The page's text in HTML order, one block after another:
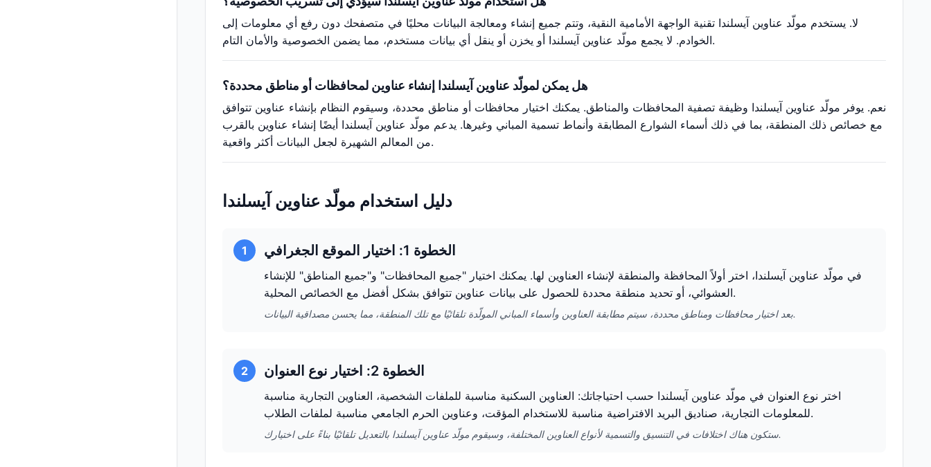
لا. يستخدم مولّد عناوين آيسلندا تقنية الواجهة الأمامية النقية، وتتم جميع إنشاء ومعالجة البيانات محليًا في متصفحك دون رفع أي معلومات إلى
الخوادم. لا يجمع مولّد عناوين آيسلندا أو يخزن أو ينقل أي بيانات مستخدم، مما يضمن الخصوصية والأمان التام.
هل يمكن لمولّد عناوين آيسلندا إنشاء عناوين لمحافظات أو مناطق محددة؟
نعم. يوفر مولّد عناوين آيسلندا وظيفة تصفية المحافظات والمناطق. يمكنك اختيار محافظات أو مناطق محددة، وسيقوم النظام بإنشاء عناوين تتوافق
مع خصائص ذلك المنطقة، بما في ذلك أسماء الشوارع المطابقة وأنماط تسمية المباني وغيرها. يدعم مولّد عناوين آيسلندا أيضًا إنشاء عناوين بالقرب
من المعالم الشهيرة لجعل البيانات أكثر واقعية.
دليل استخدام مولّد عناوين آيسلندا
1 الخطوة 1: اختيار الموقع الجغرافي
في مولّد عناوين آيسلندا، اختر أولاً المحافظة والمنطقة لإنشاء العناوين لها. يمكنك اختيار "جميع المحافظات" و"جميع المناطق" للإنشاء
العشوائي، أو تحديد منطقة محددة للحصول على بيانات عناوين تتوافق بشكل أفضل مع الخصائص المحلية.
بعد اختيار محافظات ومناطق محددة، سيتم مطابقة العناوين وأسماء المباني المولّدة تلقائيًا مع تلك المنطقة، مما يحسن مصداقية البيانات.
2 الخطوة 2: اختيار نوع العنوان
اختر نوع العنوان في مولّد عناوين آيسلندا حسب احتياجاتك: العناوين السكنية مناسبة للملفات الشخصية، العناوين التجارية مناسبة
للمعلومات التجارية، صناديق البريد الافتراضية مناسبة للاستخدام المؤقت، وعناوين الحرم الجامعي مناسبة لملفات الطلاب.
ستكون هناك اختلافات في التنسيق والتسمية لأنواع العناوين المختلفة، وسيقوم مولّد عناوين آيسلندا بالتعديل تلقائيًا بناءً على اختيارك.